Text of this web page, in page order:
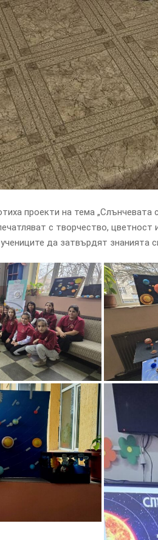
проекти на тема „Слънчевата
с творчество, цветност
да затвърдят знанията